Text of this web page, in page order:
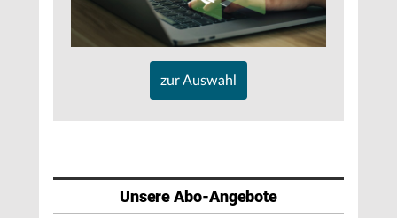
zur Auswahl
Unsere Abo-Angebote